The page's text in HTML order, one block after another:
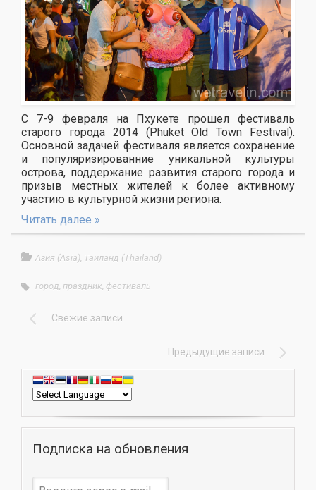
С 7-9 февраля на Пхукете прошел фестиваль
старого города 2014 (Phuket Old Town Festival).
Основной задачей фестиваля является сохранение
и популяризированние уникальной культуры
острова, поддержание развития старого города и
призыв местных жителей к более активному
участию в культурной жизни региона.
Читать далее »
Азия (Asia), Таиланд (Thailand)
город, праздник, фестиваль
Свежие записи
Предыдущие записи
Подписка на обновления